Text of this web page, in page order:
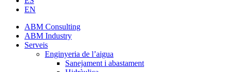
EN
ABM Consulting
ABM Industry
Serveis
Enginyeria de l’aigua
Sanejament i abastament